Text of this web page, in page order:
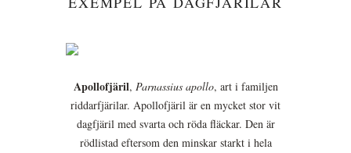
Apollofjäril, Parnassius apollo, art i familjen
riddarfjärilar. Apollofjäril är en mycket stor vit
dagfjäril med svarta och röda fläckar. Den är
rödlistad eftersom den minskar starkt i hela